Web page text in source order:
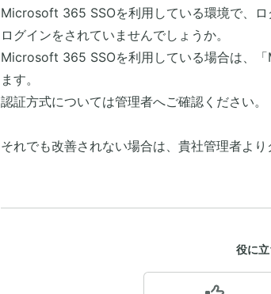
Microsoft 365 SSOを利用している環境で、ロ
ログインをされていませんでしょうか。
Microsoft 365 SSOを利用している場合は、
ます。
認証方式については管理者へご確認ください。
それでも改善されない場合は、貴社管理者よ
役に